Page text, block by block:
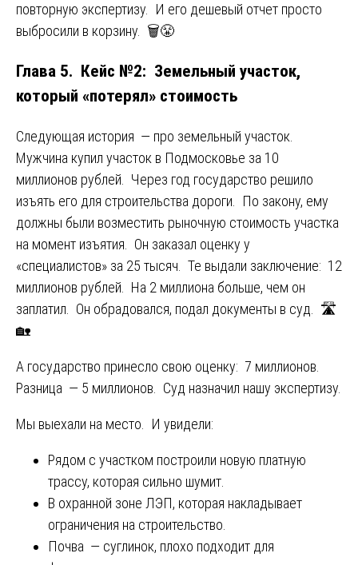
повторную экспертизу. И его дешевый отчет просто
выбросили в корзину. 🗑️😤
Глава 5. Кейс №2: Земельный участок,
который «потерял» стоимость
Следующая история — про земельный участок.
Мужчина купил участок в Подмосковье за 10
миллионов рублей. Через год государство решило
изъять его для строительства дороги. По закону, ему
должны были возместить рыночную стоимость участка
на момент изъятия. Он заказал оценку у
«специалистов» за 25 тысяч. Те выдали заключение: 12
миллионов рублей. На 2 миллиона больше, чем он
заплатил. Он обрадовался, подал документы в суд. 🛣️
🏡
А государство принесло свою оценку: 7 миллионов.
Разница — 5 миллионов. Суд назначил нашу экспертизу.
Мы выехали на место. И увидели:
Рядом с участком построили новую платную
трассу, которая сильно шумит.
В охранной зоне ЛЭП, которая накладывает
ограничения на строительство.
Почва — суглинок, плохо подходит для